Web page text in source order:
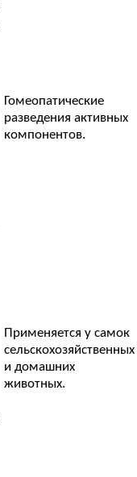
Гомеопатические
разведения активных
компонентов.
Применяется у самок
сельскохозяйственных
и домашних
животных.